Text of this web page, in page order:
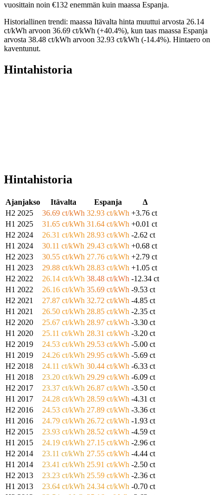
vuosittain noin €132 enemmän kuin maassa Espanja.
Historiallinen trendi: maassa Itävalta hinta muuttui arvosta 26.14
ct/kWh arvoon 36.69 ct/kWh (+40.4%), kun taas maassa Espanja
arvosta 38.48 ct/kWh arvoon 32.93 ct/kWh (-14.4%). Hintaero on
kaventunut.
Hintahistoria
Hintahistoria
Ajanjakso Itävalta Espanja
Δ
H2 2025
36.69 ct/kWh 32.93 ct/kWh +3.76 ct
H1 2025
31.65 ct/kWh 31.64 ct/kWh +0.01 ct
H2 2024
26.31 ct/kWh 28.93 ct/kWh -2.62 ct
H1 2024
30.11 ct/kWh 29.43 ct/kWh +0.68 ct
H2 2023
30.55 ct/kWh 27.76 ct/kWh +2.79 ct
H1 2023
29.88 ct/kWh 28.83 ct/kWh +1.05 ct
H2 2022
26.14 ct/kWh 38.48 ct/kWh -12.34 ct
H1 2022
26.16 ct/kWh 35.69 ct/kWh -9.53 ct
H2 2021
27.87 ct/kWh 32.72 ct/kWh -4.85 ct
H1 2021
26.50 ct/kWh 28.85 ct/kWh -2.35 ct
H2 2020
25.67 ct/kWh 28.97 ct/kWh -3.30 ct
H1 2020
25.11 ct/kWh 28.31 ct/kWh -3.20 ct
H2 2019
24.53 ct/kWh 29.53 ct/kWh -5.00 ct
H1 2019
24.26 ct/kWh 29.95 ct/kWh -5.69 ct
H2 2018
24.11 ct/kWh 30.44 ct/kWh -6.33 ct
H1 2018
23.20 ct/kWh 29.29 ct/kWh -6.09 ct
H2 2017
23.37 ct/kWh 26.87 ct/kWh -3.50 ct
H1 2017
24.28 ct/kWh 28.59 ct/kWh -4.31 ct
H2 2016
24.53 ct/kWh 27.89 ct/kWh -3.36 ct
H1 2016
24.79 ct/kWh 26.72 ct/kWh -1.93 ct
H2 2015
23.93 ct/kWh 28.52 ct/kWh -4.59 ct
H1 2015
24.19 ct/kWh 27.15 ct/kWh -2.96 ct
H2 2014
23.11 ct/kWh 27.55 ct/kWh -4.44 ct
H1 2014
23.41 ct/kWh 25.91 ct/kWh -2.50 ct
H2 2013
23.23 ct/kWh 25.59 ct/kWh -2.36 ct
H1 2013
23.64 ct/kWh 24.34 ct/kWh -0.70 ct